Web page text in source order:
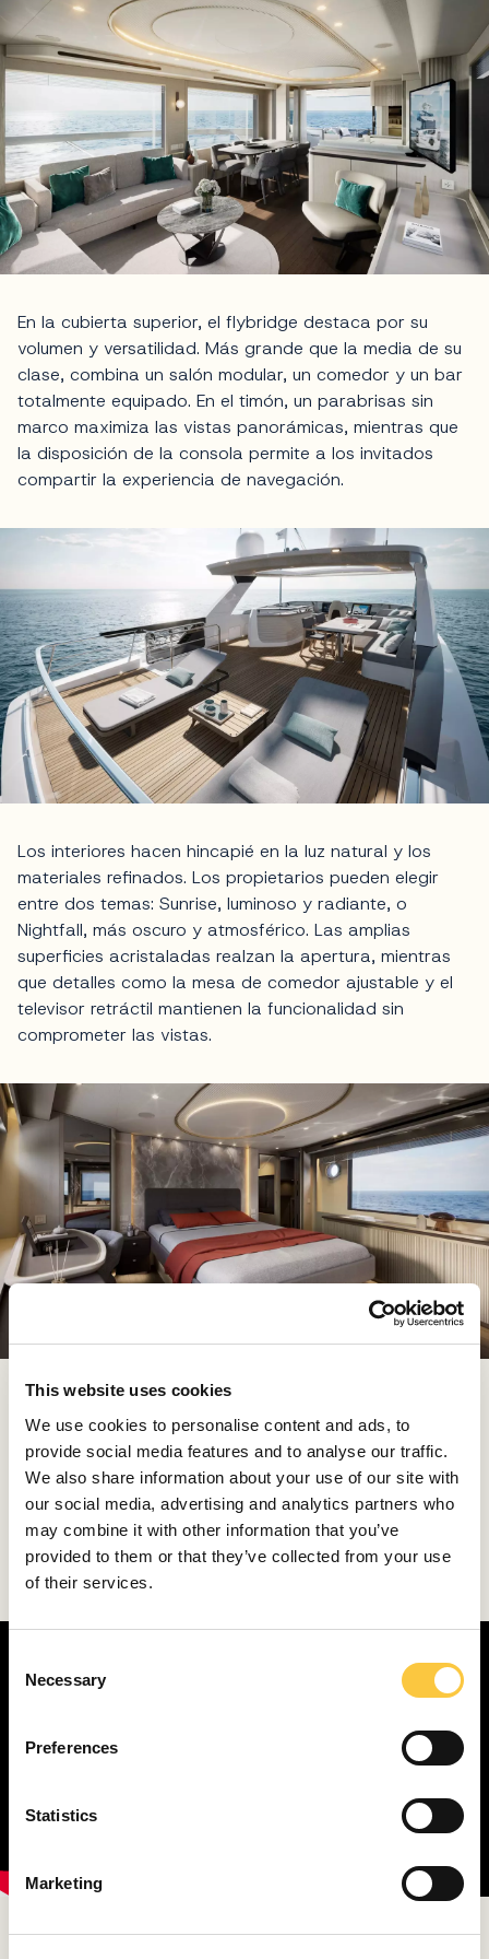
This website uses cookies
We use cookies to personalise content and ads, to
provide social media features and to analyse our traffic.
We also share information about your use of our site with
our social media, advertising and analytics partners who
may combine it with other information that you’ve
provided to them or that they’ve collected from your use
of their services.
e
l
Necessary
Preferences
Statistics
Marketing
En la cubierta superior, el flybridge destaca por su
volumen y versatilidad. Más grande que la media de su
clase, combina un salón modular, un comedor y un bar
totalmente equipado. En el timón, un parabrisas sin
marco maximiza las vistas panorámicas, mientras que
la disposición de la consola permite a los invitados
compartir la experiencia de navegación.
Los interiores hacen hincapié en la luz natural y los
materiales refinados. Los propietarios pueden elegir
entre dos temas: Sunrise, luminoso y radiante, o
Nightfall, más oscuro y atmosférico. Las amplias
superficies acristaladas realzan la apertura, mientras
que detalles como la mesa de comedor ajustable y el
televisor retráctil mantienen la funcionalidad sin
comprometer las vistas.
proa, con amplios ventanales que inundan el espacio
de luz natural. El camarote VIP de popa adopta una
distribución contemporánea con un cuarto de baño
abierto, complementado por un camarote doble en el
centro del barco y alojamientos separados para la
tripulación, diseñados para ofrecer eficiencia y
privacidad.